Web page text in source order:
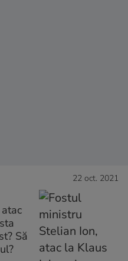
22 oct. 2021
Să